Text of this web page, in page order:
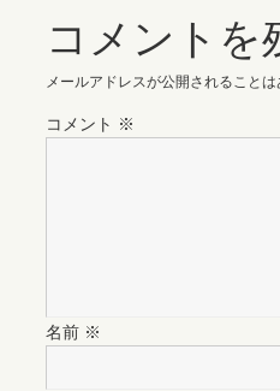
コメントを
メールアドレスが公開されることは
コメント ※
名前 ※